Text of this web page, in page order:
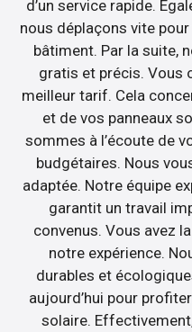
d’un service rapide.
nous déplaçons vite
bâtiment. Par la suite,
gratis et précis. Vous
meilleur tarif. Cela
et de vos panneaux
sommes à l’écoute de
budgétaires. Nous
adaptée. Notre équipe
garantit un travail
convenus. Vous avez
notre expérience.
durables et
aujourd’hui pour
solaire.